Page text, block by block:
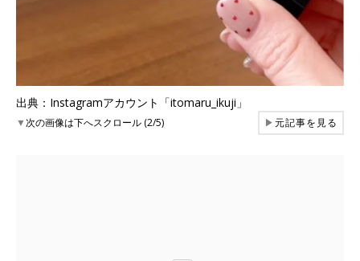
出典：Instagramアカウント「itomaru_ikuji」
▼次の画像は下へスクロール (2/5) ▶元記事を見る